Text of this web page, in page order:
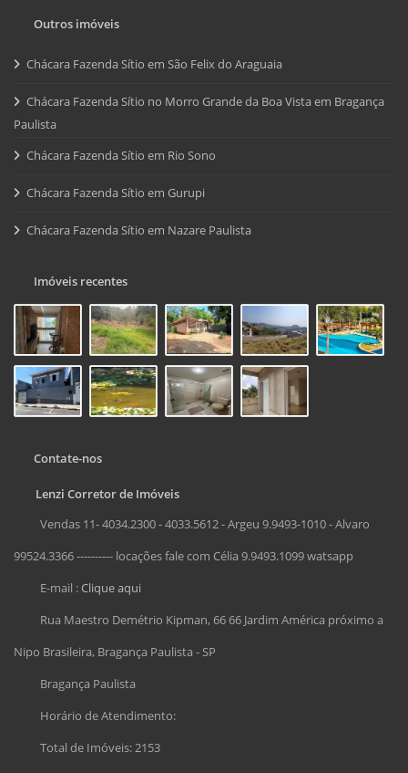
Outros imóveis
Chácara Fazenda Sítio em São Felix do Araguaia
Chácara Fazenda Sítio no Morro Grande da Boa Vista em Bragança
Paulista
Chácara Fazenda Sítio em Rio Sono
Chácara Fazenda Sítio em Gurupi
Chácara Fazenda Sítio em Nazare Paulista
Imóveis recentes
Contate-nos
Lenzi Corretor de Imóveis
Vendas 11- 4034.2300 - 4033.5612 - Argeu 9.9493-1010 - Alvaro
99524.3366 ---------- locações fale com Célia 9.9493.1099 watsapp
E-mail :Clique aqui
Rua Maestro Demétrio Kipman, 66 66 Jardim América próximo a
Nipo Brasileira, Bragança Paulista - SP
Bragança Paulista
Horário de Atendimento:
Total de Imóveis: 2153